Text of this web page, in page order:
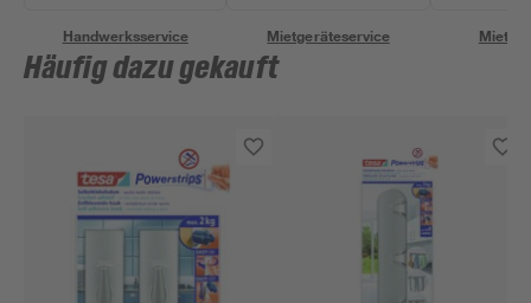
Handwerksservice Mietgeräteservice
Häufig dazu gekauft